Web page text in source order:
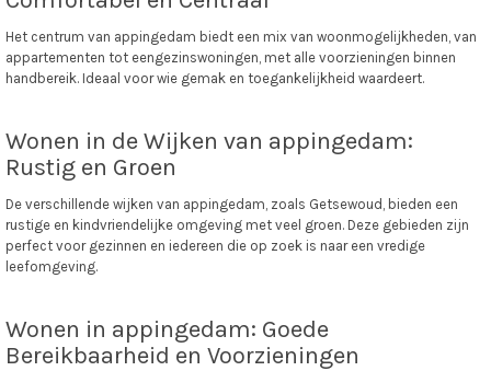
Het centrum van appingedam biedt een mix van woonmogelijkheden, van
appartementen tot eengezinswoningen, met alle voorzieningen binnen
handbereik. Ideaal voor wie gemak en toegankelijkheid waardeert.
Wonen in de Wijken van appingedam:
Rustig en Groen
De verschillende wijken van appingedam, zoals Getsewoud, bieden een
rustige en kindvriendelijke omgeving met veel groen. Deze gebieden zijn
perfect voor gezinnen en iedereen die op zoek is naar een vredige
leefomgeving.
Wonen in appingedam: Goede
Bereikbaarheid en Voorzieningen